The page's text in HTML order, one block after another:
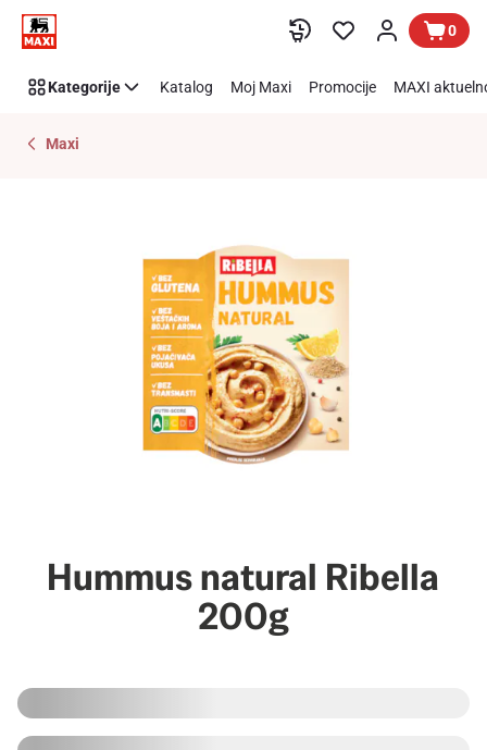
Preskoči link 0
Kategorije Katalog Moj Maxi Promocije MAXI
Maxi
Hummus natural Ribella
200g